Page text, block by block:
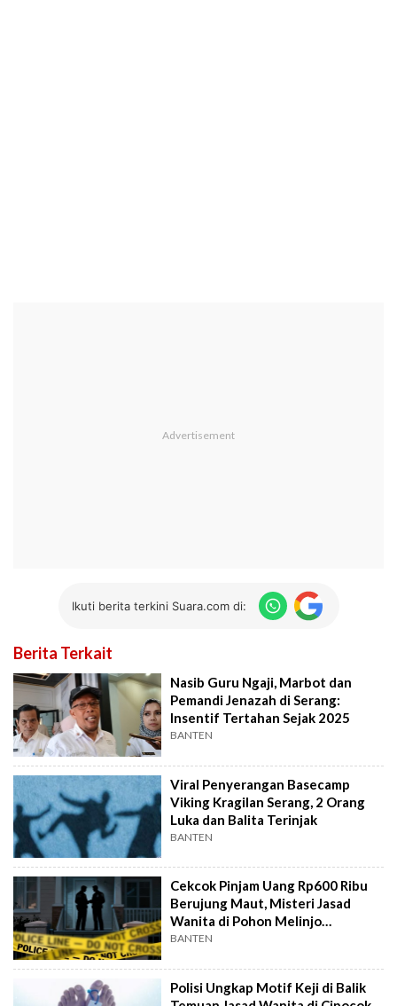
Ikuti berita terkini Suara.com di:
Berita Terkait
Nasib Guru Ngaji, Marbot dan
Pemandi Jenazah di Serang:
Insentif Tertahan Sejak 2025
BANTEN
Viral Penyerangan Basecamp
Viking Kragilan Serang, 2 Orang
Luka dan Balita Terinjak
BANTEN
Cekcok Pinjam Uang Rp600 Ribu
Berujung Maut, Misteri Jasad
Wanita di Pohon Melinjo
Terungkap
BANTEN
Polisi Ungkap Motif Keji di Balik